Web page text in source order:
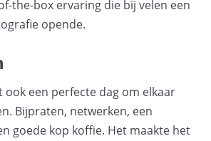
the-box ervaring die bij velen een
opende.
ook een perfecte dag om elkaar
Bijpraten, netwerken, een
goede kop koffie. Het maakte het